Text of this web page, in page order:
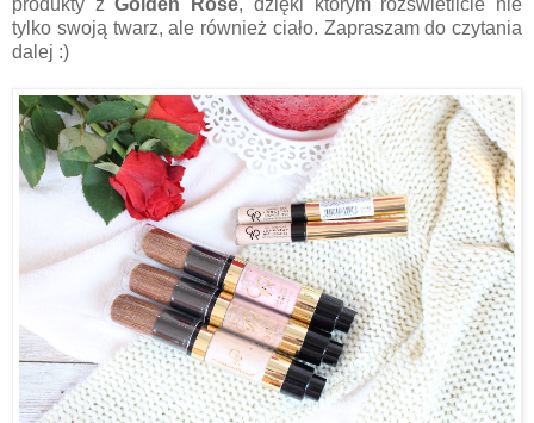
tylko swoją twarz, ale również ciało. Zapraszam do czytania
dalej :)